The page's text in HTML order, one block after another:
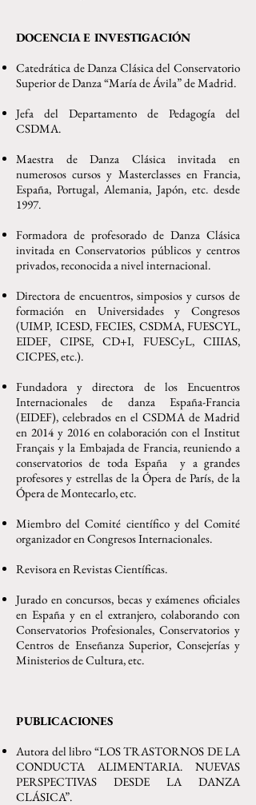
DOCENCIA E INVESTIGACIÓN
Catedrática de Danza Clásica del Conservatorio
Superior de Danza “María de Ávila” de Madrid.
Jefa del Departamento de Pedagogía del
CSDMA.
Maestra de Danza Clásica invitada en
numerosos cursos y Masterclasses en Francia,
España, Portugal, Alemania, Japón, etc. desde
1997.
Formadora de profesorado de Danza Clásica
invitada en Conservatorios públicos y centros
privados, reconocida a nivel internacional.
Directora de encuentros, simposios y cursos de
formación en Universidades y Congresos
(UIMP, ICESD, FECIES, CSDMA, FUESCYL,
EIDEF, CIPSE, CD+I, FUESCyL, CIIIAS,
CICPES, etc.).
Fundadora y directora de los Encuentros
Internacionales de danza España-Francia
(EIDEF), celebrados en el CSDMA de Madrid
en 2014 y 2016 en colaboración con el Institut
Français y la Embajada de Francia, reuniendo a
conservatorios de toda España y a grandes
profesores y estrellas de la Ópera de París, de la
Ópera de Montecarlo, etc.
Miembro del Comité científico y del Comité
organizador en Congresos Internacionales.
Revisora en Revistas Científicas.
Jurado en concursos, becas y exámenes oficiales
en España y en el extranjero, colaborando con
Conservatorios Profesionales, Conservatorios y
Centros de Enseñanza Superior, Consejerías y
Ministerios de Cultura, etc.
PUBLICACIONES
Autora del libro “LOS TRASTORNOS DE LA
CONDUCTA ALIMENTARIA. NUEVAS
PERSPECTIVAS DESDE LA DANZA
CLÁSICA”.